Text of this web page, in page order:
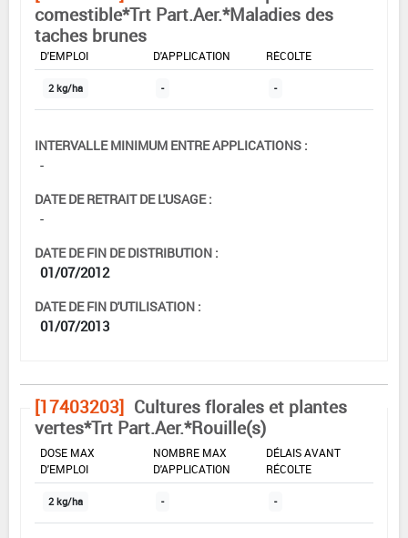
comestible*Trt Part.Aer.*Maladies des
taches brunes
DOSE MAX
D'EMPLOI
D'APPLICATION
RÉCOLTE
2 kg/ha - -
INTERVALLE MINIMUM ENTRE APPLICATIONS :
-
DATE DE RETRAIT DE L'USAGE :
-
DATE DE FIN DE DISTRIBUTION :
01/07/2012
DATE DE FIN D'UTILISATION :
01/07/2013
[17403203] Cultures florales et plantes
vertes*Trt Part.Aer.*Rouille(s)
DOSE MAX
D'EMPLOI
NOMBRE MAX
D'APPLICATION
DÉLAIS AVANT
RÉCOLTE
2 kg/ha - -